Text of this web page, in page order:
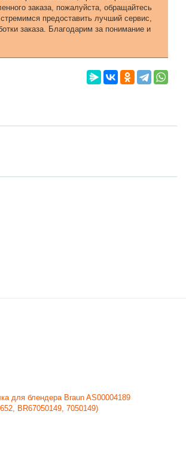
заказа, пожалуйста, обращайтесь
предоставить лучший сервис,
заказа. Благодарим за понимание и